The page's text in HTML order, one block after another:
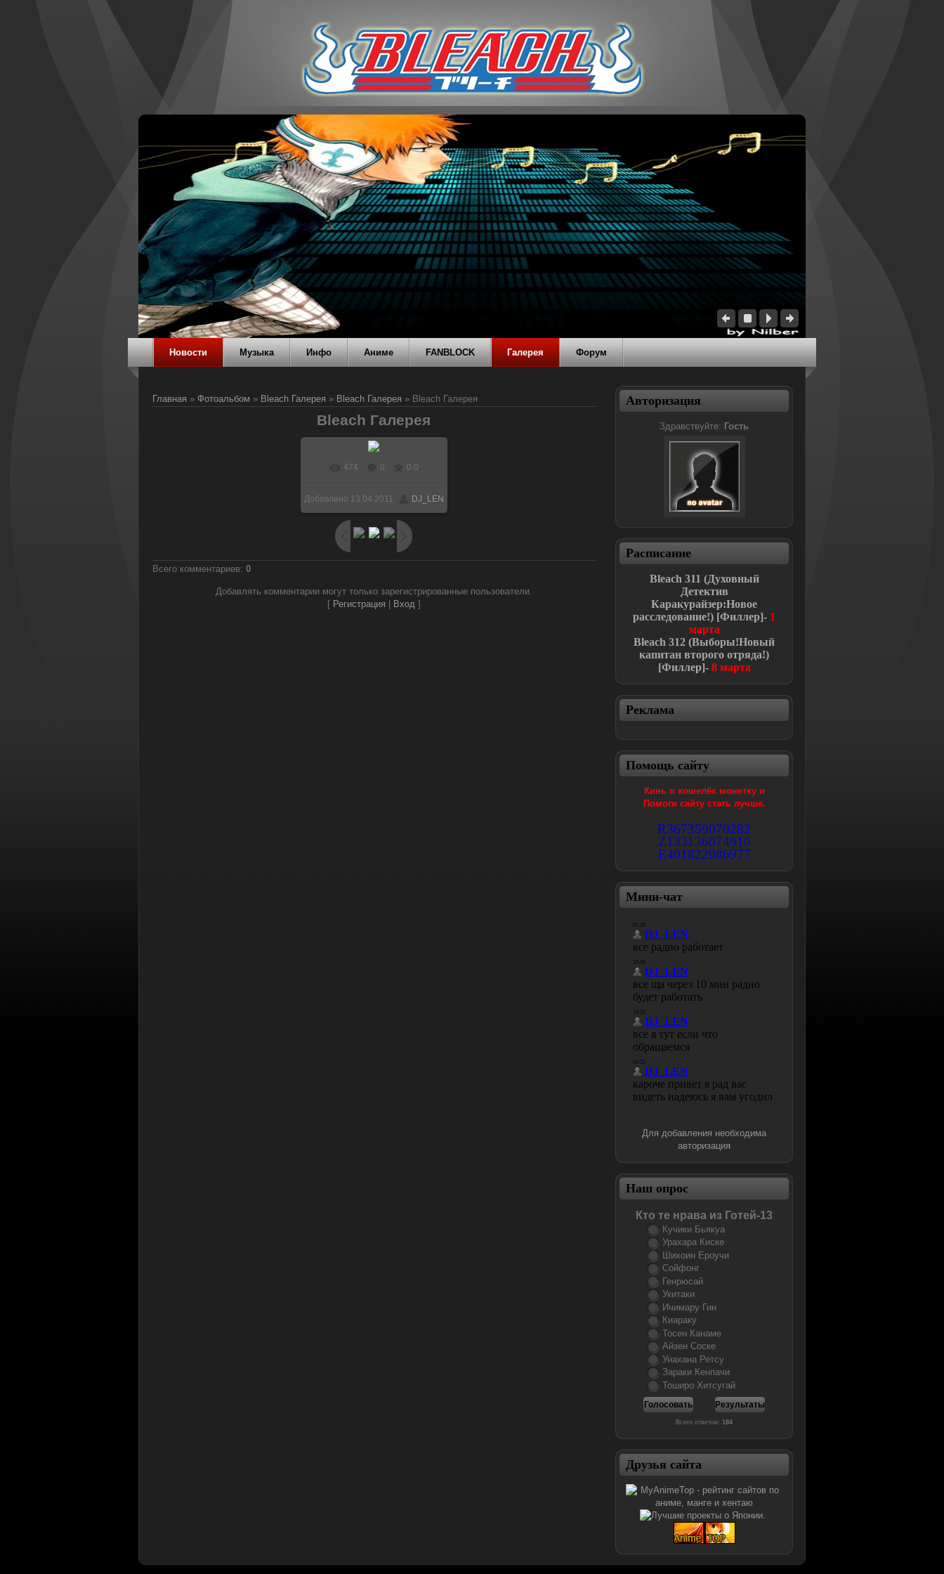
Новости Музыка Инфо Аниме FANBLOCK Галерея Форум
Главная » Фотоальбом » Bleach Галерея » Bleach Галерея » Bleach Галерея
Bleach Галерея
474 0 0.0
Добавлено 13.04.2011 DJ_LEN
Всего комментариев: 0
Добавлять комментарии могут только зарегистрированные пользователи.
[ Регистрация Вход]
Авторизация
Здравствуйте: Гость
Расписание
Bleach 311 (Духовный
Детектив
Каракурайзер:Новое
расследование!) [Филлер]- 1
марта
Bleach312 (Выборы!Новый
капитан второго отряда!)
[Филлер]-8 марта
Реклама
Помощь сайту
Кинь в кошелёк монетку и
Помоги сайту стать лучше.
R367359070282
Z133136074910
E401822086977
Мини-чат
Для добавления необходима
авторизация
Наш опрос
Кто те нрава из Готей-13
Кучики Бьякуа
Урахара Киске
Шихоин Ероучи
Сойфонг
Генрюсай
Укитаки
Ичимару Гин
Киараку
Тосен Канаме
Айзен Соске
Унахана Ретсу
Зараки Кенпачи
Тоширо Хитсугай
Всего ответов:184
Друзья сайта